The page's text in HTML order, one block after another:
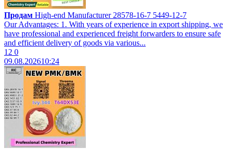
Продам High-end Manufacturer 28578-16-7 5449-12-7
Our Advantages: 1. With years of experience in export shipping, we
have professional and experienced freight forwarders to ensure safe
and efficient delivery of goods via various...
12 0
09.08.202610:24